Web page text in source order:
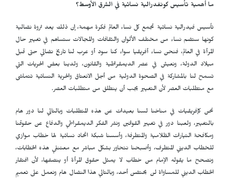
ما أهمية تأسيس كونفدرالية نسائية في الشرق الأوسط؟
تأسيس فيدرالية نسائية تجمع كل نساء العالم فكرة مهمة، إن ذلك يعد ثروة نضالية
كونها ستضم نساء من مختلف الألوان والثقافات والمجالات ستساهم في تغيير حال
المرأة في العالم، فنحن نساء أفريقيا سواء كنا سود أو عرب لنا تاريخ نضالي حتى قبل
ميلاد الدولة، ونعيش في عصر الديمقراطية والقانون، ولدينا بعض الحريات التي
تسمح لنا بالمشاركة في الصحوة الدولية من أجل الانعتاق والحرية النسائية تتماشى
مع متطلبات العصر لأن التغيير يجب أن ينطلق من متطلبات العصر.
نحن كإفريقيات في مناخنا لسنا بعيدات عن هذه المتطلبات وبالتالي لنا دور هام
بالتغيير، ولعبنا دور في تغيير القوانين ونشر الفكر الديمقراطي والدفاع عن حقوقنا
ومكافحة التيارات الظلامية والمتطرفة، وأسسنا شبكة اتحاد نسائية لها خطاب موازي
للخطاب الديني المتطرف، وأصبحنا نتحاور بشكل مباشر مع معتنقي هذه الخطابات،
ونصحح ما يقوله الإمام من خطاب لا يمثل حقوق المرأة أو ينصفها، لأن افتقار
الخطاب الديني للمساواة لن يحتضن أحد، وبالتالي هذا النضال هام ونعمل على تعميم